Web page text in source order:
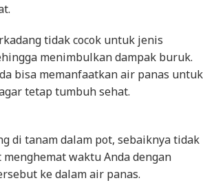
tidak cocok untuk jenis
menimbulkan dampak buruk.
bisa memanfaatkan air panas untuk
tetap tumbuh sehat.
di tanam dalam pot, sebaiknya tidak
waktu Anda dengan
ke dalam air panas.